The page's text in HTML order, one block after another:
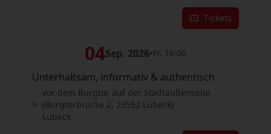
Tickets
04Sep. 2026•Fr. 16:00
Unterhaltsam, informativ & authentisch
vor dem Burgtor auf der Stadtaußenseite
(Burgtorbrücke 2, 23552 Lübeck)
Lübeck